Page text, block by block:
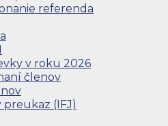
referenda
v roku 2026
členov
(IFJ)